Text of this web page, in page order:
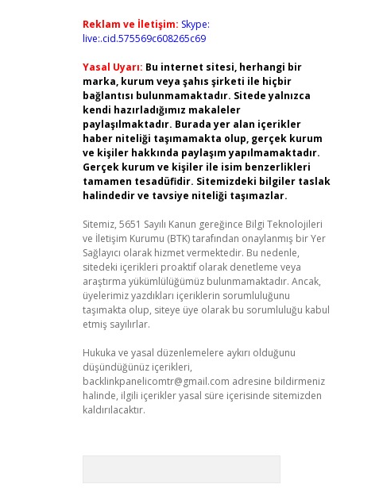
Reklam ve İletişim: Skype:
live:.cid.575569c608265c69
Yasal Uyarı: Bu internet sitesi, herhangi bir
marka, kurum veya şahıs şirketi ile hiçbir
bağlantısı bulunmamaktadır. Sitede yalnızca
kendi hazırladığımız makaleler
paylaşılmaktadır. Burada yer alan içerikler
haber niteliği taşımamakta olup, gerçek kurum
ve kişiler hakkında paylaşım yapılmamaktadır.
Gerçek kurum ve kişiler ile isim benzerlikleri
tamamen tesadüfidir. Sitemizdeki bilgiler taslak
halindedir ve tavsiye niteliği taşımazlar.
Sitemiz, 5651 Sayılı Kanun gereğince Bilgi Teknolojileri
ve İletişim Kurumu (BTK) tarafından onaylanmış bir Yer
Sağlayıcı olarak hizmet vermektedir. Bu nedenle,
sitedeki içerikleri proaktif olarak denetleme veya
araştırma yükümlülüğümüz bulunmamaktadır. Ancak,
üyelerimiz yazdıkları içeriklerin sorumluluğunu
taşımakta olup, siteye üye olarak bu sorumluluğu kabul
etmiş sayılırlar.
Hukuka ve yasal düzenlemelere aykırı olduğunu
düşündüğünüz içerikleri,
backlinkpanelicomtr@gmail.com adresine bildirmeniz
halinde, ilgili içerikler yasal süre içerisinde sitemizden
kaldırılacaktır.